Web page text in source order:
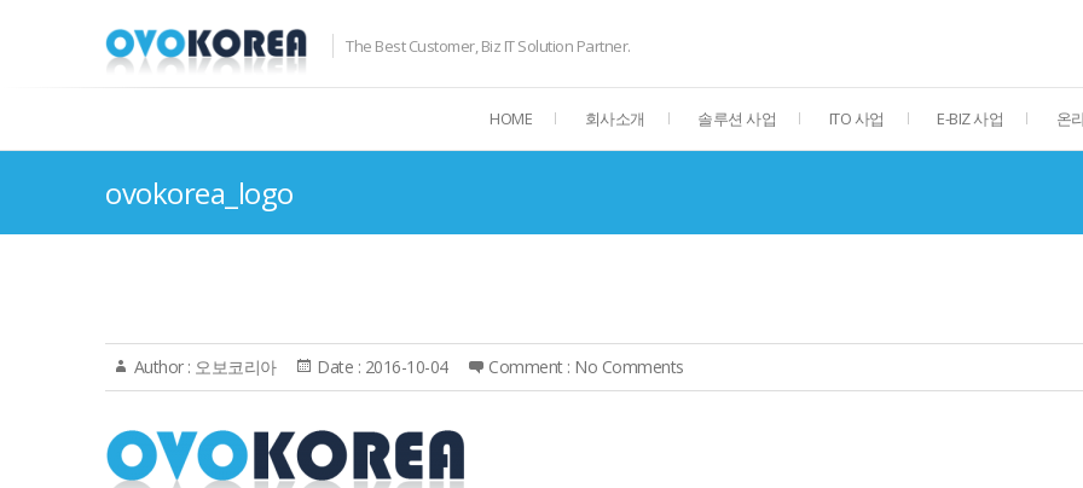
The Best Customer, Biz IT Solution Partner.
HOME 회사소개 솔루션 사업 ITO 사업 E-BIZ 사업 온
ovokorea_logo
Author : 오보코리아 Date : 2016-10-04 Comment : No Comments